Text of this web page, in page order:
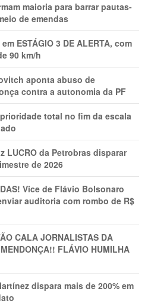
maioria para barrar pautas-
de emendas
ESTÁGIO 3 DE ALERTA, com
90 km/h
aponta abuso de
contra a autonomia da PF
total no fim da escala
LUCRO da Petrobras disparar
de 2026
Vice de Flávio Bolsonaro
auditoria com rombo de R$
CALA JORNALISTAS DA
FLÁVIO HUMILHA
dispara mais de 200% em